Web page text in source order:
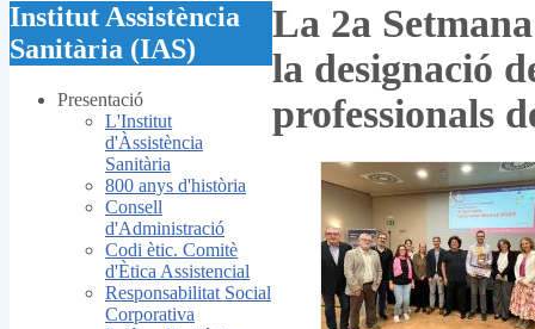
La 2a
la designació
professionals
Institut Assistència
Sanitària (IAS)
Presentació
L'Institut
d'Àssistència
Sanitària
800 anys d'història
Consell
d'Administració
Codi ètic. Comitè
d'Ètica Assistencial
Responsabilitat Social
Corporativa